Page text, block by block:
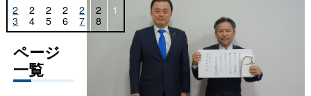
2
3
2
4
2
5
2
6
2
7
2
8
1
ページ
一覧